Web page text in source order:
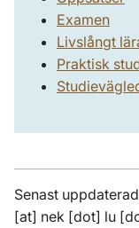
Examen
Livslångt
Praktisk
Senast
[at] nek [dot] lu